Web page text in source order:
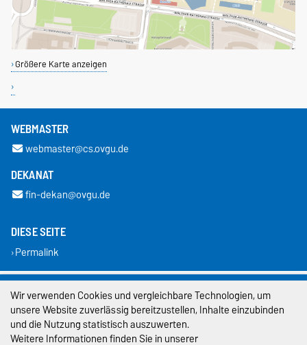
Größere Karte anzeigen
WEBMASTER
webmaster@cs.ovgu.de
DEKANAT
fin-dekan@ovgu.de
DIESE SEITE
Permalink
Impressum
Datenschutz
Barrierefreiheit
Wir verwenden Cookies und vergleichbare Technologien, um
unsere Website zuverlässig bereitzustellen, Inhalte einzubinden
und die Nutzung statistisch auszuwerten.
Weitere Informationen finden Sie in unserer